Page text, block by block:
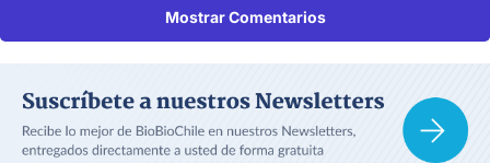
Mostrar Comentarios